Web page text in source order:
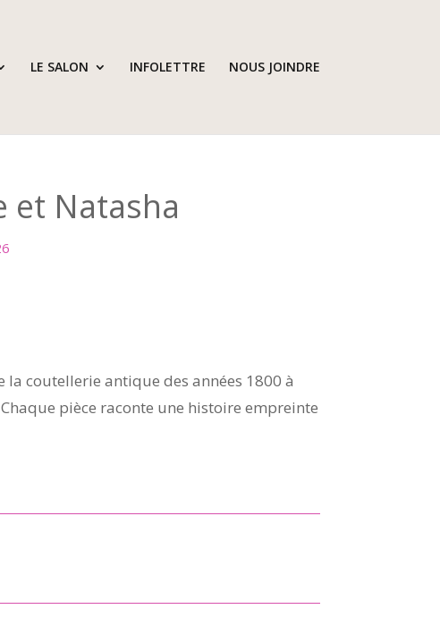
LE SALON INFOLETTRE NOUS JOINDRE
et Natasha
la coutellerie antique des années 1800 à
pièce raconte une histoire empreinte